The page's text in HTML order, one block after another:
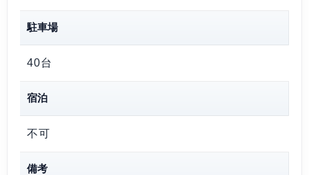
駐車場
40台
宿泊
不可
備考